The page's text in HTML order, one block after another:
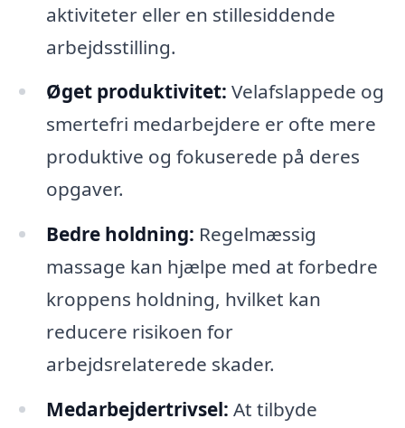
aktiviteter eller en stillesiddende
arbejdsstilling.
Øget produktivitet: Velafslappede og
smertefri medarbejdere er ofte mere
produktive og fokuserede på deres
opgaver.
Bedre holdning: Regelmæssig
massage kan hjælpe med at forbedre
kroppens holdning, hvilket kan
reducere risikoen for
arbejdsrelaterede skader.
Medarbejdertrivsel: At tilbyde